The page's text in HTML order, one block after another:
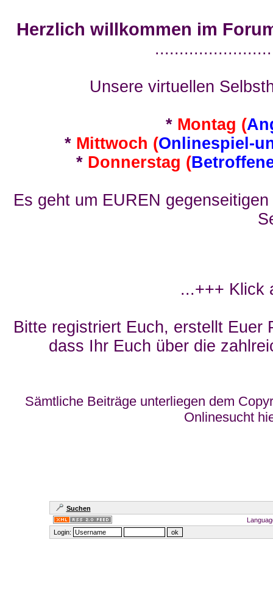
Herzlich willkommen im
Unsere virtuellen
* Montag (
* Mittwoch (Onlinespiel-
* Donnerstag (
Es geht um EUREN
...+++ Klick
Bitte registriert Euch, erstellt Euer
dass Ihr Euch über die
Sämtliche Beiträge unterliegen dem
Onlinesucht
Suchen
Login: